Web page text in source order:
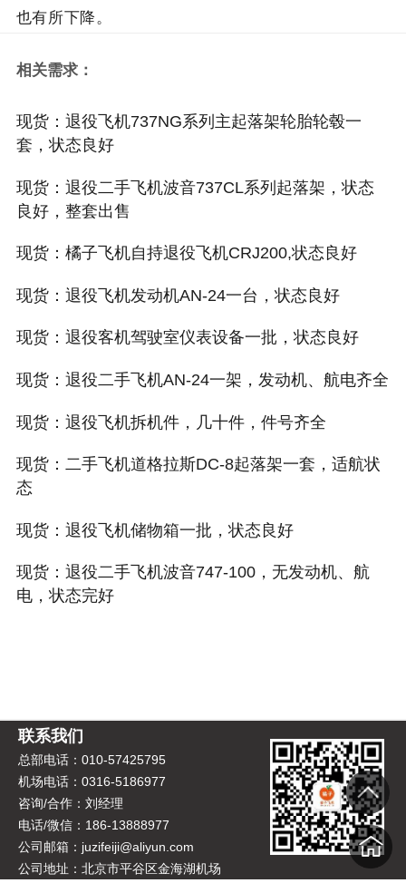
也有所下降。
相关需求：
现货：退役飞机737NG系列主起落架轮胎轮毂一
套，状态良好
现货：退役二手飞机波音737CL系列起落架，状态
良好，整套出售
现货：橘子飞机自持退役飞机CRJ200,状态良好
现货：退役飞机发动机AN-24一台，状态良好
现货：退役客机驾驶室仪表设备一批，状态良好
现货：退役二手飞机AN-24一架，发动机、航电齐全
现货：退役飞机拆机件，几十件，件号齐全
现货：二手飞机道格拉斯DC-8起落架一套，适航状
态
现货：退役飞机储物箱一批，状态良好
现货：退役二手飞机波音747-100，无发动机、航
电，状态完好
联系我们
总部电话：010-57425795
机场电话：0316-5186977
咨询/合作：刘经理
电话/微信：186-13888977
公司邮箱：juzifeiji@aliyun.com
公司地址：北京市平谷区金海湖机场